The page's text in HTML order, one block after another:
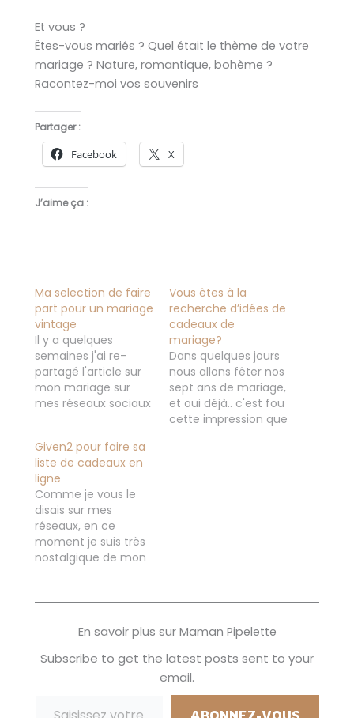
Et vous ?
Êtes-vous mariés ? Quel était le thème de votre
mariage ? Nature, romantique, bohème ?
Racontez-moi vos souvenirs
Partager :
Facebook X
J’aime ça :
Ma selection de faire
part pour un mariage
vintage
Il y a quelques
semaines j'ai re-
partagé l'article sur
mon mariage sur
mes réseaux sociaux
vies Les mariages
restent des
moments de
bonheurs de joie et
le plus souvent il faut
bien un an pour tout
préparer (petite info
nous avons mis…
Vous êtes à la
recherche d’idées de
cadeaux de
mariage?
Dans quelques jours
nous allons fêter nos
sept ans de mariage,
et oui déjà.. c'est fou
cette impression que
Given2 pour faire sa
liste de cadeaux en
ligne
Comme je vous le
disais sur mes
réseaux, en ce
moment je suis très
nostalgique de mon
nos 8 ans, c'est fou
collègue qui est en
pleins préparatifs de
mariage, qui me
En savoir plus sur Maman Pipelette
Subscribe to get the latest posts sent to your
email.